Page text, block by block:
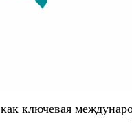
ключевая